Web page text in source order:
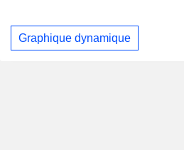
Graphique dynamique